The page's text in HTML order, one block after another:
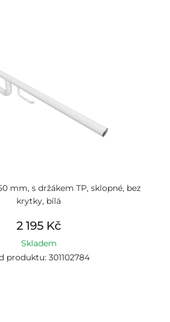
mm, s držákem TP, sklopné, bez
krytky, bílá
2 195 Kč
Skladem
produktu: 301102784